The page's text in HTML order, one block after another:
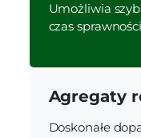
Umożliwia
czas sprawności
Agregaty
Doskonałe